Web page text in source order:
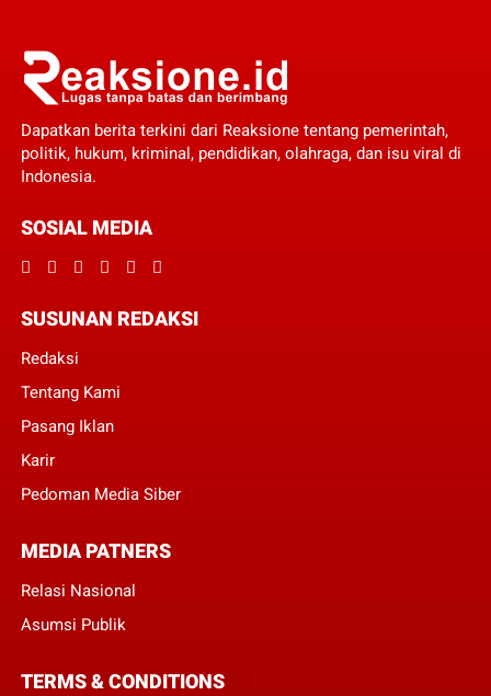
Dapatkan berita terkini dari Reaksione tentang pemerintah,
politik, hukum, kriminal, pendidikan, olahraga, dan isu viral di
Indonesia.
SOSIAL MEDIA
SUSUNAN REDAKSI
Redaksi
Tentang Kami
Pasang Iklan
Karir
Pedoman Media Siber
MEDIA PATNERS
Relasi Nasional
Asumsi Publik
TERMS & CONDITIONS